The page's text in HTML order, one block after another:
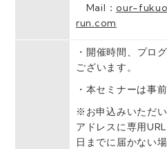
Mail：our-
run.com
・開催時間、プロ
ございます。
・本セミナーは事
※お申込みいただ
アドレスに専用
日までに届かない場